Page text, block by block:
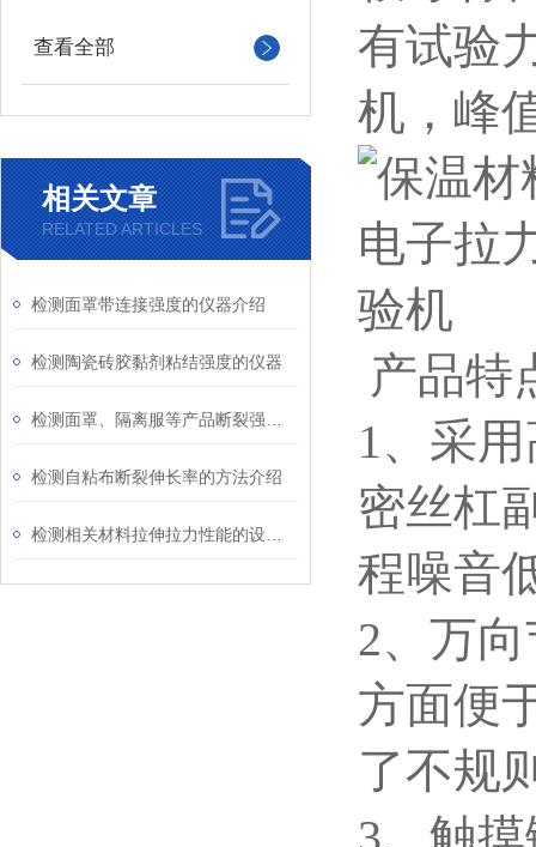
查看全部
相关文章
RELATED ARTICLES
检测面罩带连接强度的仪器介绍
检测陶瓷砖胶黏剂粘结强度的仪器
检测自粘布断裂伸长率的方法介绍
有试验
机，峰
产品特
1、采
密丝杠
程噪音
2、万
方面便
了不规